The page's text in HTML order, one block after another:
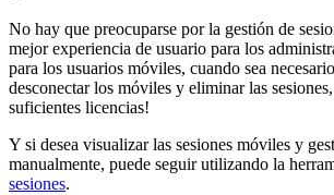
No hay que preocuparse por la gestión de
mejor experiencia de usuario para los
para los usuarios móviles, cuando sea
desconectar los móviles y eliminar las
suficientes licencias!
Y si desea visualizar las sesiones móviles y
manualmente, puede seguir utilizando la
sesiones.